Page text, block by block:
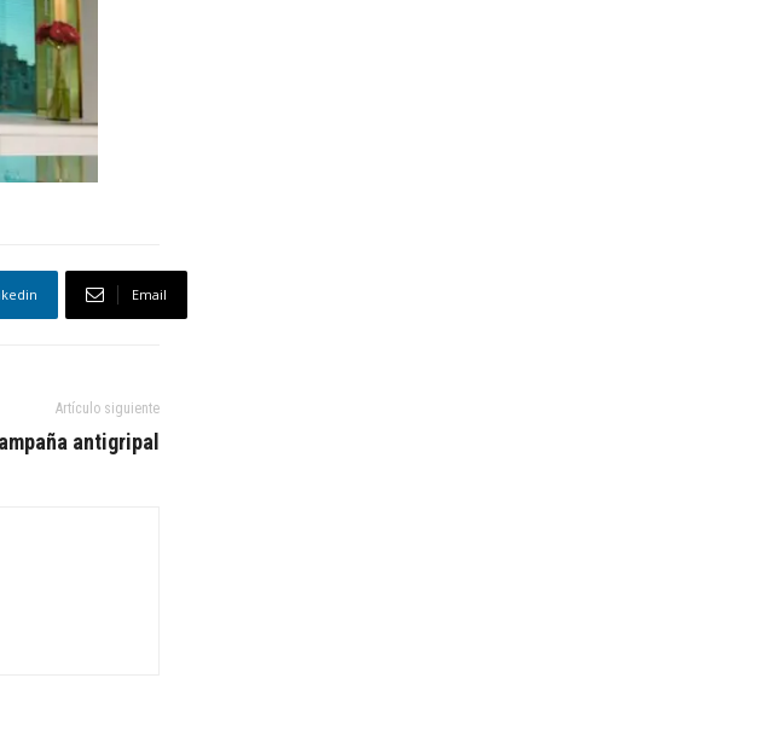
Email
Artículo siguiente
antigripal